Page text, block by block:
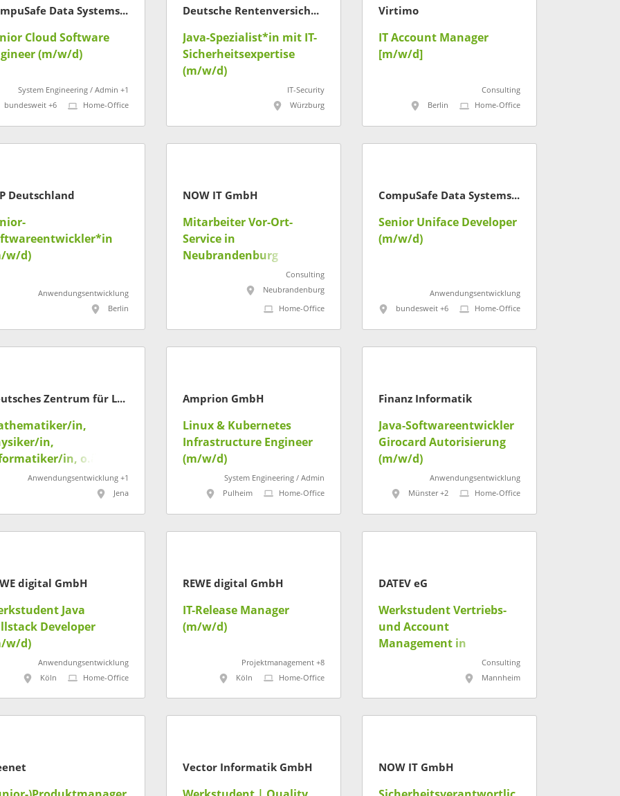
CompuSafe Data Systems AG
Cloud Software
(m/w/d)
System Engineering / Admin +1
bundesweit +6
Home-Office
Deutsche Rentenversicherung
Java-Spezialist*in mit IT-
Sicherheitsexpertise
(m/w/d)
IT-Security
Würzburg
Virtimo
IT Account Manager
[m/w/d]
Consulting
Berlin
Home-Office
Deutschland
w/d)
Anwendungsentwicklung
Berlin
NOW IT GmbH
Mitarbeiter Vor-Ort-
Service in
Neubrandenburg
Consulting
Neubrandenburg
Home-Office
CompuSafe Data Systems AG
Senior Uniface Developer
(m/w/d)
Anwendungsentwicklung
bundesweit +6
Home-Office
Deutsches Zentrum für Luft- und Raumfahrt
in,
in,
in, o.ä.
w/d)- Raumzeitliche
Modellierung
Anwendungsentwicklung +1
Jena
Amprion GmbH
Linux & Kubernetes
Infrastructure Engineer
(m/w/d)
System Engineering / Admin
Pulheim
Home-Office
Finanz Informatik
Java-Softwareentwickler
Girocard Autorisierung
(m/w/d)
Anwendungsentwicklung
Münster +2
Home-Office
digital GmbH
Java
Developer
w/d)
Anwendungsentwicklung
Köln
Home-Office
REWE digital GmbH
IT-Release Manager
(m/w/d)
Projektmanagement +8
Köln
Home-Office
DATEV eG
Werkstudent Vertriebs-
und Account
Management in
Mannheim (m/w/d)Consulting
Mannheim
Vector Informatik GmbH NOW IT GmbH